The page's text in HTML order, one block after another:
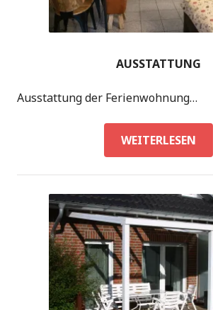
AUSSTATTUNG
Ausstattung der Ferienwohnung…
AUSSTATTUNG
WEITERLESEN